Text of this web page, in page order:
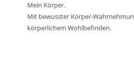
Mein Körper.
Mit bewusster Körper-
körperlichem Wohlbefinden.